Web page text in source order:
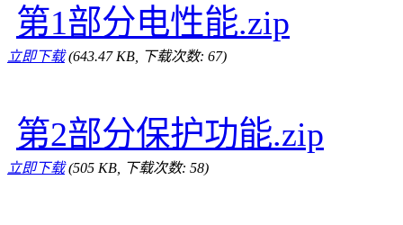
第1部分电性能.zip
立即下载(643.47 KB, 下载次数: 67)
第2部分保护功能.zip
立即下载(505 KB, 下载次数: 58)